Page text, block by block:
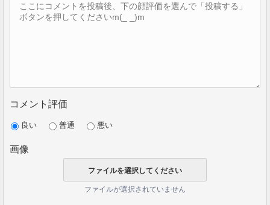
ただ、5月30日にはBkexへの上場が予定されています。
なっていますが、取引所出来高としてはTOP10
に入る規模のBkexへの上場の方が個人的にはび
— FX Uki (@7shou7kin)May 26, 2020
コメント評価
良い 普通 悪い
画像
ファイルが選択されていません